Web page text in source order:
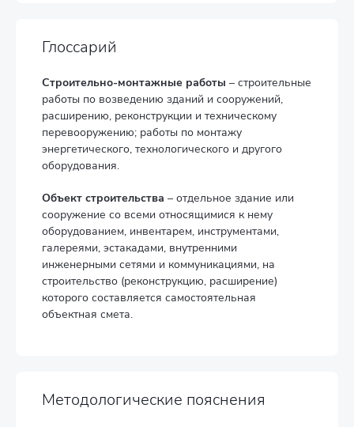
Глоссарий
Строительно-монтажные работы – строительные
работы по возведению зданий и сооружений,
расширению, реконструкции и техническому
перевооружению; работы по монтажу
энергетического, технологического и другого
оборудования.
Объект строительства – отдельное здание или
сооружение со всеми относящимися к нему
оборудованием, инвентарем, инструментами,
галереями, эстакадами, внутренними
инженерными сетями и коммуникациями, на
строительство (реконструкцию, расширение)
которого составляется самостоятельная
объектная смета.
Методологические пояснения